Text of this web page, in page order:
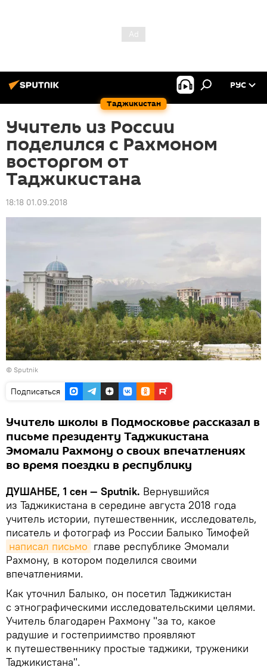
Таджикистан
РУС
Учитель из России
поделился с Рахмоном
восторгом от
Таджикистана
18:18 01.09.2018
© Sputnik
Подписаться
Учитель школы в Подмосковье рассказал в
письме президенту Таджикистана
Эмомали Рахмону о своих впечатлениях
во время поездки в республику
ДУШАНБЕ, 1 сен — Sputnik. Вернувшийся
из Таджикистана в середине августа 2018 года
учитель истории, путешественник, исследователь,
писатель и фотограф из России Балыко Тимофей
написал письмо главе республике Эмомали
Рахмону, в котором поделился своими
впечатлениями.
Как уточнил Балыко, он посетил Таджикистан
с этнографическими исследовательскими целями.
Учитель благодарен Рахмону "за то, какое
радушие и гостеприимство проявляют
к путешественнику простые таджики, труженики
Таджикистана".